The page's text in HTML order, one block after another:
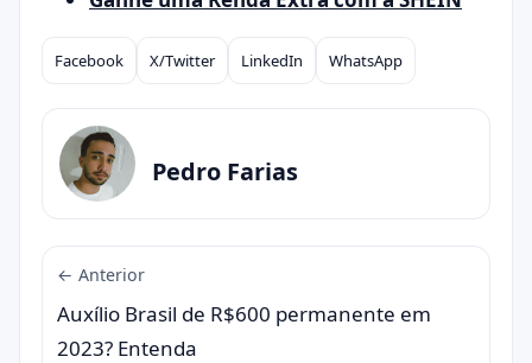
Compartilhar
Facebook X/Twitter LinkedIn WhatsApp
Pedro Farias
← Anterior
Auxílio Brasil de R$600 permanente em
2023? Entenda